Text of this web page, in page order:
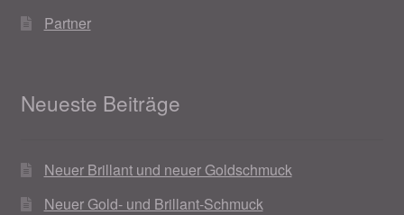
Partner
Neueste Beiträge
Neuer Brillant und neuer Goldschmuck
Neuer Gold- und Brillant-Schmuck